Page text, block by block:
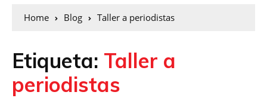
Home Blog Taller a periodistas
Etiqueta: Taller a
periodistas